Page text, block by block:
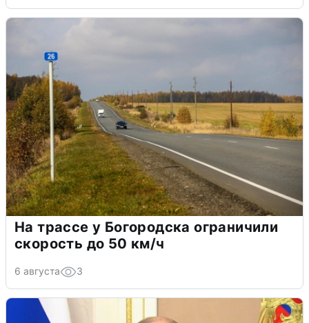
На трассе у Богородска ограничили
скорость до 50 км/ч
6 августа 3